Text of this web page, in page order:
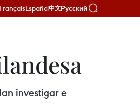
FrançaisEspañol中文Русский
investigar e